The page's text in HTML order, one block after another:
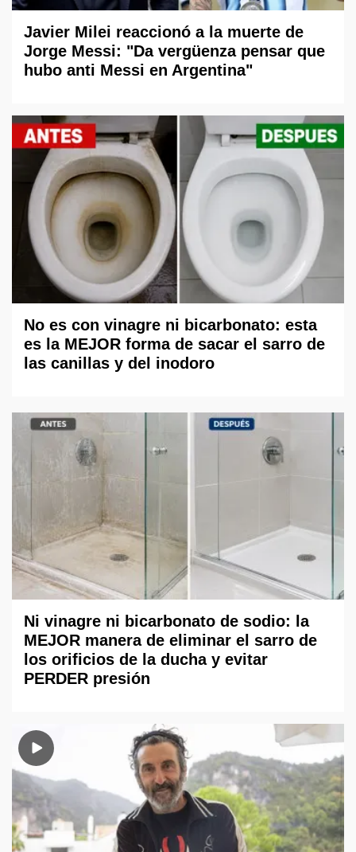
Javier Milei reaccionó a la muerte de
Jorge Messi: "Da vergüenza pensar que
hubo anti Messi en Argentina"
No es con vinagre ni bicarbonato: esta
es la MEJOR forma de sacar el sarro de
las canillas y del inodoro
Ni vinagre ni bicarbonato de sodio: la
MEJOR manera de eliminar el sarro de
los orificios de la ducha y evitar
PERDER presión